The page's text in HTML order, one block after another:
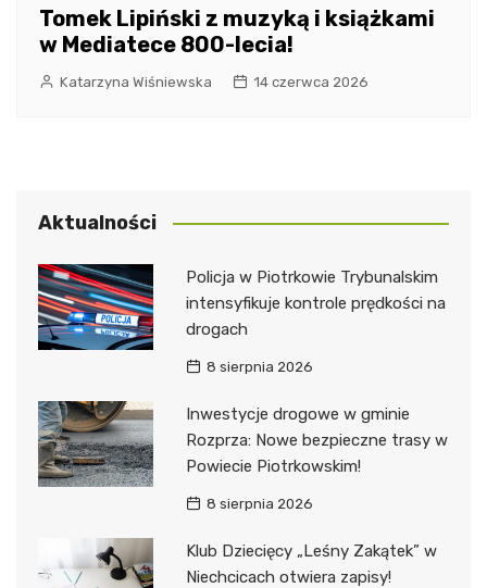
Tomek Lipiński z muzyką i książkami
w Mediatece 800-lecia!
Katarzyna Wiśniewska 14 czerwca 2026
Aktualności
Policja w Piotrkowie Trybunalskim
intensyfikuje kontrole prędkości na
drogach
8 sierpnia 2026
Inwestycje drogowe w gminie
Rozprza: Nowe bezpieczne trasy w
Powiecie Piotrkowskim!
8 sierpnia 2026
Klub Dziecięcy „Leśny Zakątek” w
Niechcicach otwiera zapisy!